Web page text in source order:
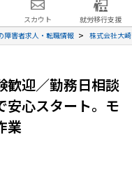
スカウト
就労移行支援
障害者求人・転職情報 株式会社大
歓迎／勤務日相談
安心スタート。モ
業
ーピー
ナップ
ビス
会員登録 無料